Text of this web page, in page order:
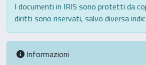
I documenti in IRIS sono protetti da
diritti sono riservati, salvo diversa
Informazioni